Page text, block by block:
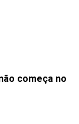
começa no